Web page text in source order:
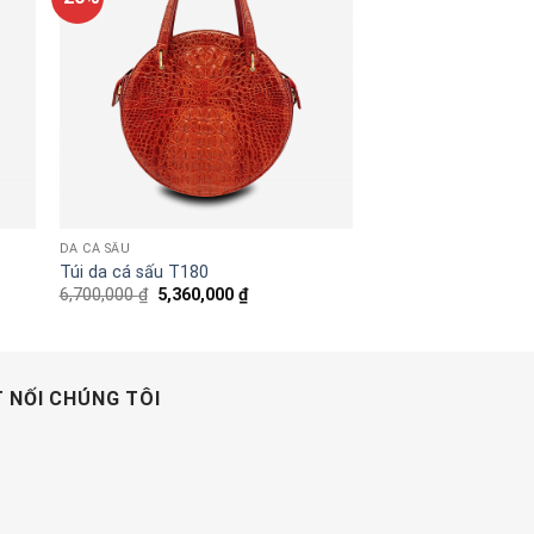
DA CÁ SẤU
Túi da cá sấu T180
6,700,000₫ Original
price
5,360,000 ₫Current
price
NỐI CHÚNG TÔI